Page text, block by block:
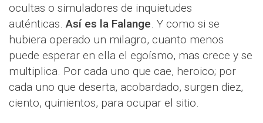
ocultas o simuladores de inquietudes
auténticas.Así es la Falange. Y como si se
hubiera operado un milagro, cuanto menos
puede esperar en ella el egoísmo, mas crece y se
multiplica. Por cada uno que cae, heroico; por
cada uno que deserta, acobardado, surgen diez,
ciento, quinientos, para ocupar el sitio.